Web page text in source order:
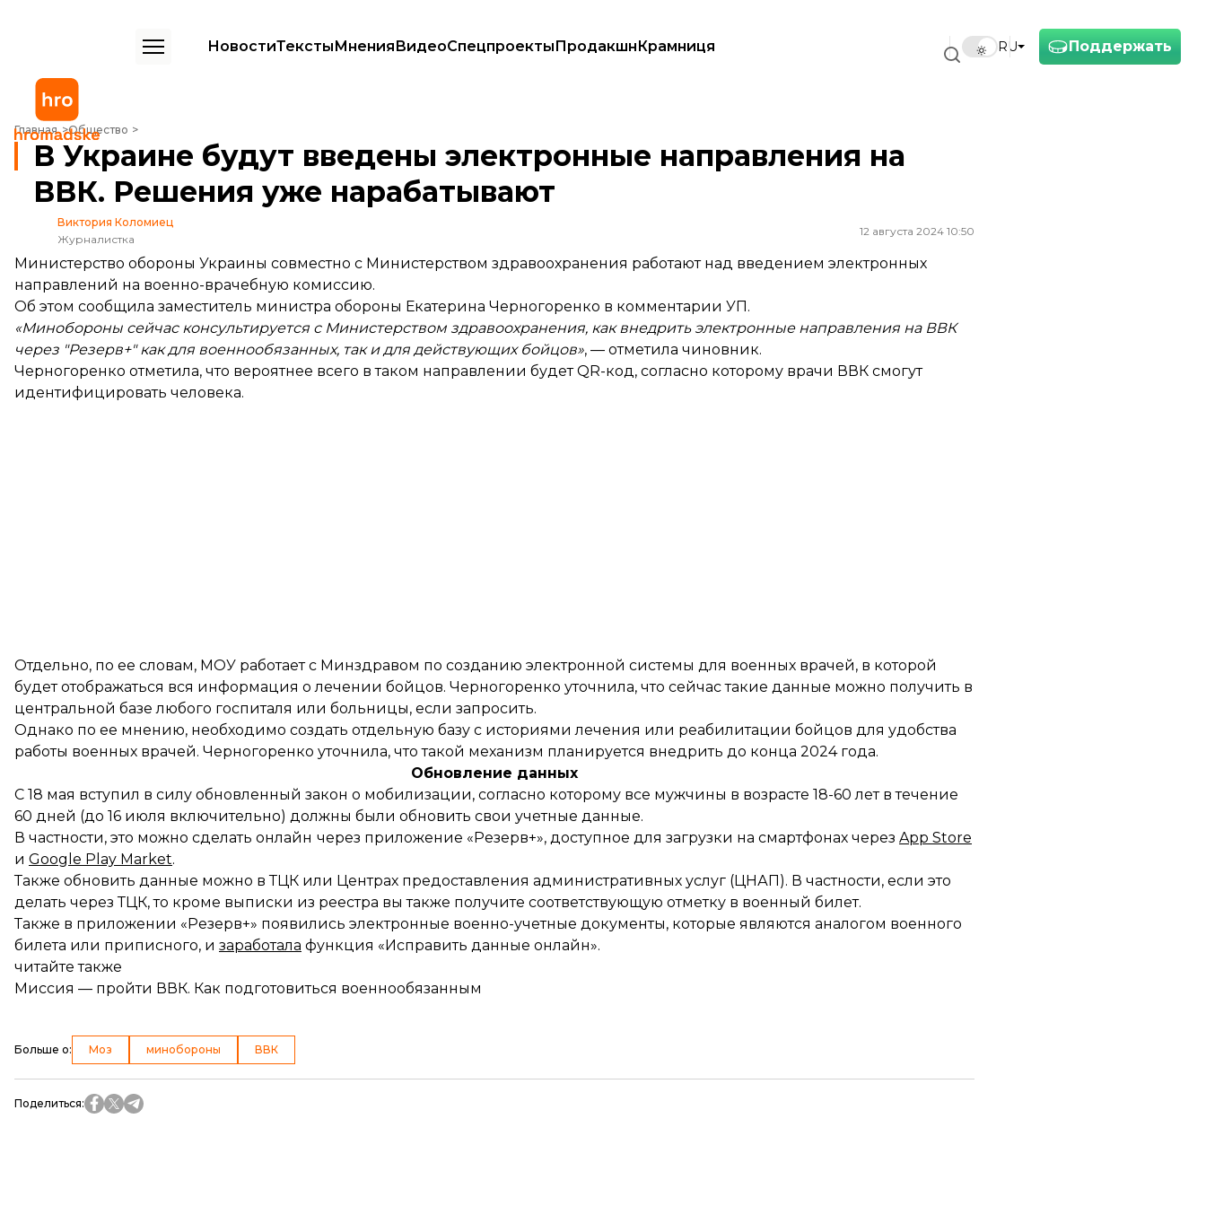
Поддержать
RU
НовостиТекстыМненияВидеоСпецпроектыПродакшнКрамниця
Главная Общество
В Украине будут введены электронные направления на ВВК. Решения уже нарабатывают
В Украине будут введены электронные направления на
ВВК. Решения уже нарабатывают
Виктория Коломиец
Журналистка
12 августа 2024 10:50
Министерство обороны Украины совместно с Министерством здравоохранения работают над введением электронных
направлений на военно-врачебную комиссию.
Об этом сообщила заместитель министра обороны Екатерина Черногоренко в комментарии УП.
«Минобороны сейчас консультируется с Министерством здравоохранения, как внедрить электронные направления на ВВК
через "Резерв+" как для военнообязанных, так и для действующих бойцов», — отметила чиновник.
Черногоренко отметила, что вероятнее всего в таком направлении будет QR-код, согласно которому врачи ВВК смогут
идентифицировать человека.
Отдельно, по ее словам, МОУ работает с Минздравом по созданию электронной системы для военных врачей, в которой
будет отображаться вся информация о лечении бойцов. Черногоренко уточнила, что сейчас такие данные можно получить в
центральной базе любого госпиталя или больницы, если запросить.
Однако по ее мнению, необходимо создать отдельную базу с историями лечения или реабилитации бойцов для удобства
работы военных врачей. Черногоренко уточнила, что такой механизм планируется внедрить до конца 2024 года.
Обновление данных
С 18 мая вступил в силу обновленный закон о мобилизации, согласно которому все мужчины в возрасте 18-60 лет в течение
60 дней (до 16 июля включительно) должны были обновить свои учетные данные.
В частности, это можно сделать онлайн через приложение «Резерв+», доступное для загрузки на смартфонах через App Store
и Google Play Market.
Также обновить данные можно в ТЦК или Центрах предоставления административных услуг (ЦНАП). В частности, если это
делать через ТЦК, то кроме выписки из реестра вы также получите соответствующую отметку в военный билет.
Также в приложении «Резерв+» появились электронные военно-учетные документы, которые являются аналогом военного
билета или приписного, и заработала функция «Исправить данные онлайн».
читайте также
Миссия — пройти ВВК. Как подготовиться военнообязанным
Больше о: Моз минобороны ВВК
Поделиться: